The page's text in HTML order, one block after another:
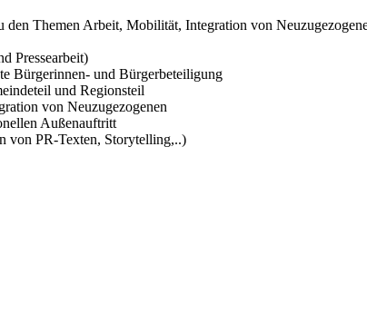
den Themen Arbeit, Mobilität, Integration von
Pressearbeit)
Bürgerinnen- und Bürgerbeteiligung
und Regionsteil
von Neuzugezogenen
Außenauftritt
von PR-Texten, Storytelling,..)